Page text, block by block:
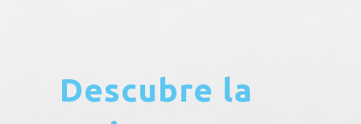
Descubre la